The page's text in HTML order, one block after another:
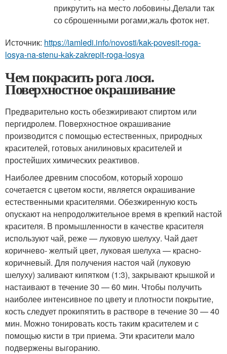
прикрутить на место лобовины.Делали так
со сброшенными рогами,жаль фоток нет.
Источник: https://iamledi.info/novosti/kak-povesit-roga-
losya-na-stenu-kak-zakrepit-roga-losya
Чем покрасить рога лося.
Поверхностное окрашивание
Предварительно кость обезжиривают спиртом или
пергидролем. Поверхностное окрашивание
производится с помощью естественных, природных
красителей, готовых анилиновых красителей и
простейших химических реактивов.
Наиболее древним способом, который хорошо
сочетается с цветом кости, является окрашивание
естественными красителями. Обезжиренную кость
опускают на непродолжительное время в крепкий настой
красителя. В промышленности в качестве красителя
используют чай, реже — луковую шелуху. Чай дает
коричнево- желтый цвет, луковая шелуха — красно-
коричневый. Для получения настоя чай (луковую
шелуху) заливают кипятком (1:3), закрывают крышкой и
настаивают в течение 30 — 60 мин. Чтобы получить
наиболее интенсивное по цвету и плотности покрытие,
кость следует прокипятить в растворе в течение 30 — 40
мин. Можно тонировать кость таким красителем и с
помощью кисти в три приема. Эти красители мало
подвержены выгоранию.